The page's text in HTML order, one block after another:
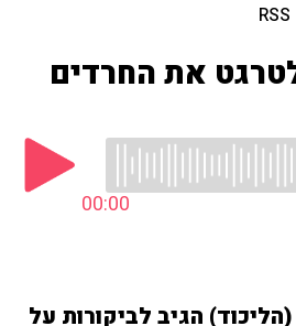
RSS
את החרדים
00:00
הגיב לביקורות על